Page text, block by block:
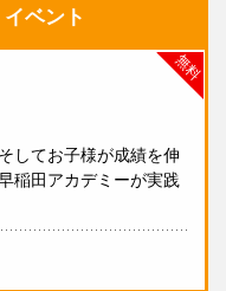
ベント
無料
してお子様が成績を伸
稲田アカデミーが実践